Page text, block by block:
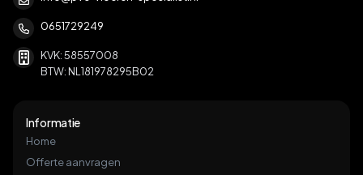
0651729249
KVK: 58557008
BTW: NL181978295B02
Informatie
Home
Offerte aanvragen